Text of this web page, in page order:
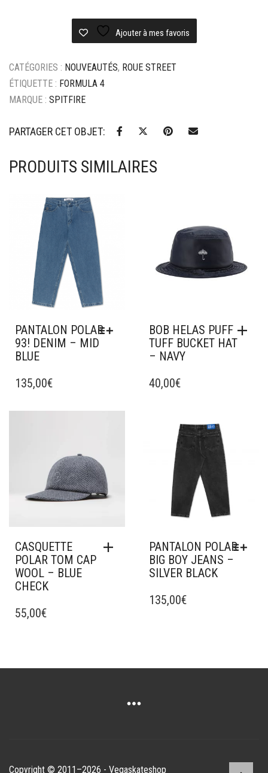
Ajouter à mes favoris
CATÉGORIES : NOUVEAUTÉS, ROUE STREET
ÉTIQUETTE : FORMULA 4
MARQUE : SPITFIRE
PARTAGER CET OBJET:
PRODUITS SIMILAIRES
Ajouter à mes favoris
PANTALON POLAR
93! DENIM – MID
BLUE
PRODUIT
PLUSIEURS
CHOISIES
SUR
DU
PRODUIT
135,00€
BOB HELAS PUFF
TUFF BUCKET HAT
– NAVY
40,00€
CASQUETTE
POLAR TOM CAP
WOOL – BLUE
CHECK
55,00€
Ajouter à mes favoris
PANTALON POLAR
BIG BOY JEANS –
SILVER BLACK
PRODUIT
PRODUIT
135,00€
Copyright © 2011–2026 - Vegaskateshop